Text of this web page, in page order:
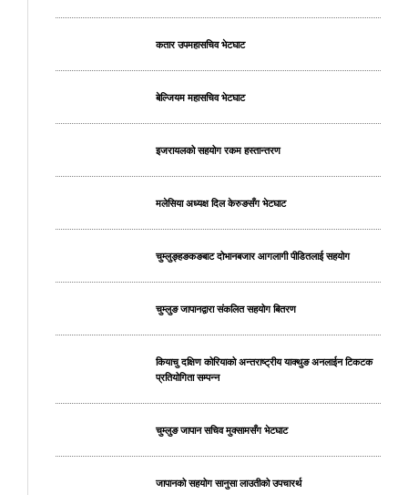
कतार उपमहासचिव भेटघाट
बेल्जियम महासचिव भेटघाट
इजरायलको सहयोग रकम हस्तान्तरण
मलेसिया अध्यक्ष दिल केरुङसँग भेटघाट
चुम्लुङ्हङकङबाट दोभानबजार आगलागी पीडितलाई सहयोग
चुम्लुङ जापानद्वारा संकलित सहयोग बितरण
कियाचु दक्षिण कोरियाको अन्तराष्ट्रीय याक्थुङ अनलाईन टिकटक
प्रतियोगिता सम्पन्न
चुम्लुङ जापान सचिव मुक्सामसँग भेटघाट
जापानको सहयोग सानुसा लाउतीको उपचारर्थ